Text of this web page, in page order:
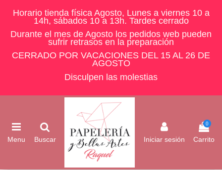
Horario tienda física Agosto, Lunes a viernes 10 a
14h, sábados 10 a 13h. Tardes cerrado
Durante el mes de Agosto los pedidos web pueden
sufrir retrasos en la preparación
CERRADO POR VACACIONES DEL 15 AL 26 DE
AGOSTO
Disculpen las molestias
Menu Buscar Iniciar sesión
0
Carrito